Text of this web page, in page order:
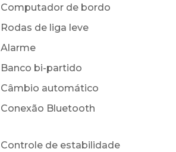
Computador de bordo
Rodas de liga leve
Alarme
Banco bi-partido
Câmbio automático
Conexão Bluetooth
Controle de estabilidade